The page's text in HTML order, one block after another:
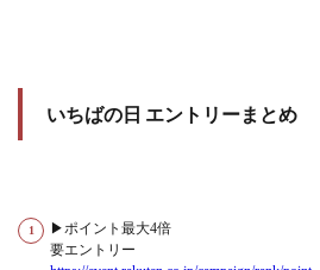
いちばの日 エントリーまとめ
▶ポイント最大4倍
要エントリー